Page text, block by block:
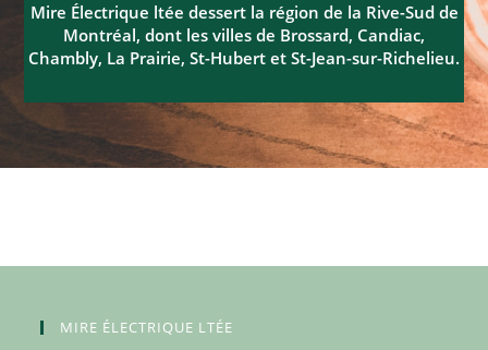
Mire Électrique ltée dessert la région de la Rive-Sud de
Montréal, dont les villes de Brossard, Candiac,
Chambly, La Prairie, St-Hubert et St-Jean-sur-Richelieu.
MIRE ÉLECTRIQUE LTÉE